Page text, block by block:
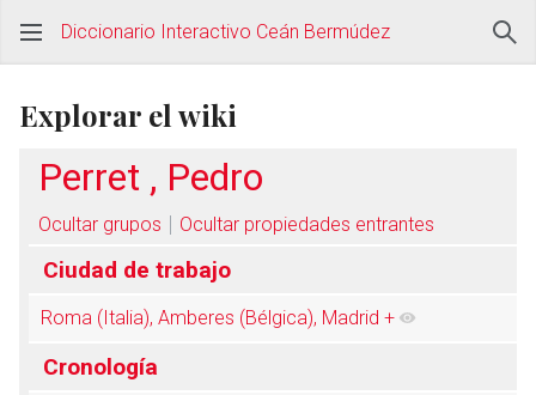
Diccionario Interactivo Ceán Bermúdez
Explorar el wiki
Perret , Pedro
Ocultar grupos Ocultar propiedades entrantes
Ciudad de trabajo
Roma (Italia), Amberes (Bélgica), Madrid +
Cronología